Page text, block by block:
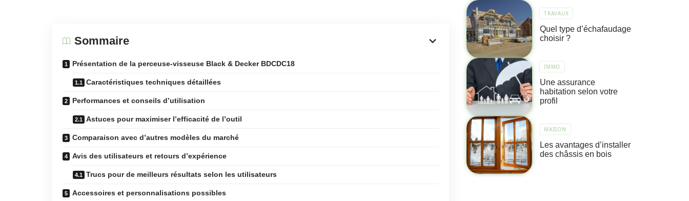
Sommaire
Présentation de la perceuse-visseuse Black & Decker BDCDC18
Caractéristiques techniques détaillées
Performances et conseils d’utilisation
Astuces pour maximiser l’efficacité de l’outil
Comparaison avec d’autres modèles du marché
Avis des utilisateurs et retours d’expérience
Trucs pour de meilleurs résultats selon les utilisateurs
Accessoires et personnalisations possibles
TRAVAUX
Quel type d’échafaudage
choisir ?
IMMO
Une assurance
habitation selon votre
profil
MAISON
Les avantages d’installer
des châssis en bois